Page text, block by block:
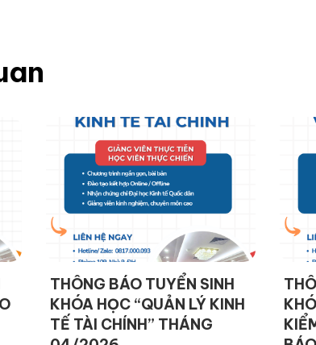
THÔNG BÁO TUYỂN SINH
KHÓA HỌC “QUẢN LÝ KINH
TẾ TÀI CHÍNH” THÁNG